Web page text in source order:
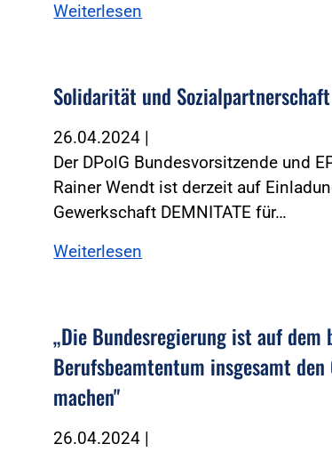
Weiterlesen
Solidarität und Sozialpartnerschaft
26.04.2024 |
Der DPolG Bundesvorsitzende und
Rainer Wendt ist derzeit auf
Gewerkschaft DEMNITATE für…
Weiterlesen
„Die Bundesregierung ist auf dem
Berufsbeamtentum insgesamt den
machen"
26.04.2024 |